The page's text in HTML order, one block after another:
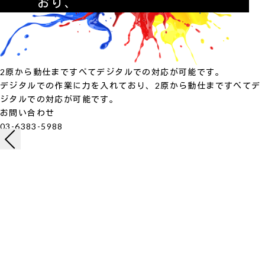
2原から動仕まですべてデジタルでの対応が可能です。
デジタルでの作業に力を入れており、2原から動仕まですべてデ
ジタルでの対応が可能です。
お問い合わせ
03-6383-5988